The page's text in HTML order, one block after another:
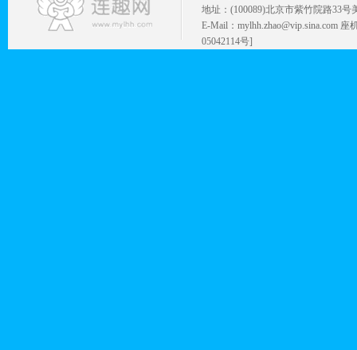
地址：(100089)北京市紫竹院路33号
E-Mail：mylhh.zhao@vip.sina.com
05042114号]